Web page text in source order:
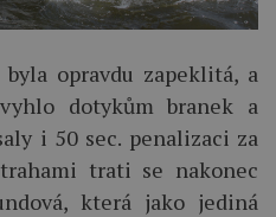
opravdu zapeklitá, a
dotykům branek a
i 50 sec. penalizaci za
trati se nakonec
která jako jediná